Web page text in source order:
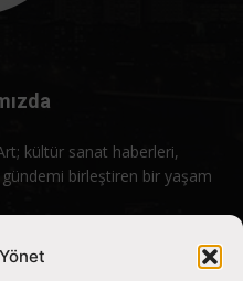
kültür sanat haberleri,
birleştiren bir yaşam